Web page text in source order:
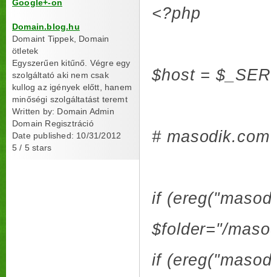
Google+-on
Domain.blog.hu
Domaint Tippek, Domain
ötletek
Egyszerűen kitűnő. Végre egy
szolgáltató aki nem csak
kullog az igények előtt, hanem
minőségi szolgáltatást teremt
Written by: Domain Admin
Domain Regisztráció
Date published: 10/31/2012
5 / 5 stars
<?php
$host =
#
if
$folder="/
if